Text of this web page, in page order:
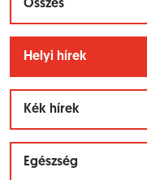
Összes
Helyi hírek
Kék hírek
Egészség